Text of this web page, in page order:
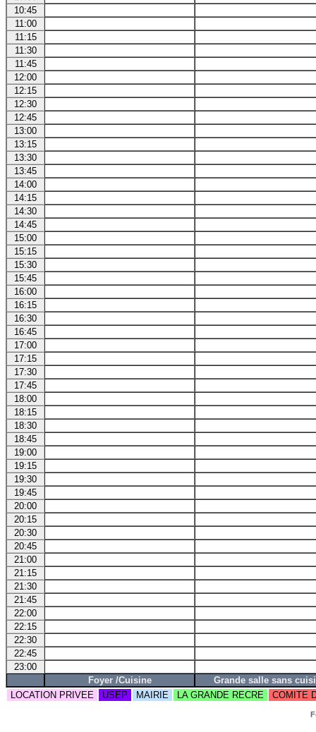
10:45
11:00
11:15
11:30
11:45
12:00
12:15
12:30
12:45
13:00
13:15
13:30
13:45
14:00
14:15
14:30
14:45
15:00
15:15
15:30
15:45
16:00
16:15
16:30
16:45
17:00
17:15
17:30
17:45
18:00
18:15
18:30
18:45
19:00
19:15
19:30
19:45
20:00
20:15
20:30
20:45
21:00
21:15
21:30
21:45
22:00
22:15
22:30
22:45
23:00
Foyer /Cuisine
Grande salle sans
LOCATION PRIVEE
USEP MAIRIE LA GRANDE RECRE COMITE